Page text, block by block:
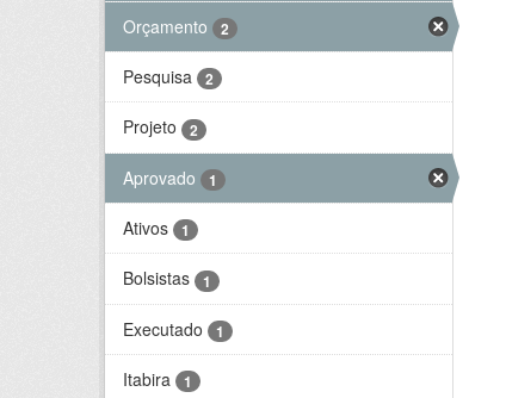
Orçamento 2
Pesquisa 2
Projeto 2
Aprovado 1
Ativos 1
Bolsistas 1
Executado 1
Itabira 1